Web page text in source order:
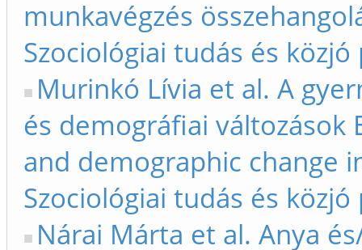
munkavégzés
Szociológiai tudás és közjó
Murinkó Lívia et al. A
és demográfiai
and demographic change
Szociológiai tudás és
Nárai Márta et al. Anya